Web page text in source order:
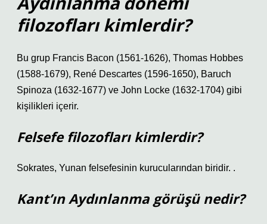
filozofları kimlerdir?
Bu grup Francis Bacon (1561-1626), Thomas Hobbes
(1588-1679), René Descartes (1596-1650), Baruch
Spinoza (1632-1677) ve John Locke (1632-1704) gibi
kişilikleri içerir.
Felsefe filozofları kimlerdir?
Sokrates, Yunan felsefesinin kurucularından biridir. .
Kant’ın Aydınlanma görüşü nedir?